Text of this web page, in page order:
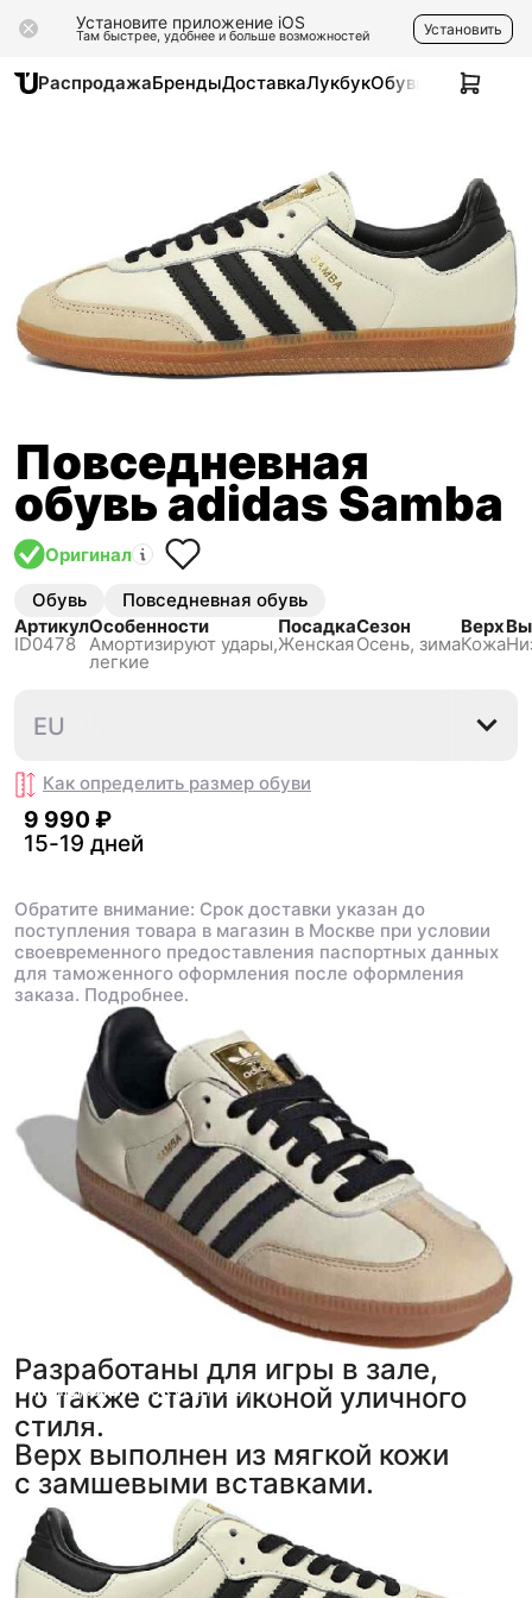
Установите приложение iOS
Там быстрее, удобнее и больше возможностей Установить
РаспродажаБрендыДоставкаЛукбукОбувь Одежда
Повседневная
обувь adidas Samba
Оригинал
Обувь
Повседневная обувь
Артикул
ID0478
Особенности
Амортизируют удары,
легкие
Посадка
Женская
Сезон
Осень, зима
Верх
Кожа
38
EU
Как определить размер обуви
9 990 ₽
15-19 дней
Обратите внимание: Срок доставки указан до
поступления товара в магазин в Москве при условии
своевременного предоставления паспортных данных
для таможенного оформления после оформления
заказа. Подробнее.
Разработаны для игры в зале,
но также стали иконой уличного
стиля.
Alinne, 5
фотоиз отзыва
Анонимный покупатель, 4
фотоиз отзыва
Верх выполнен из мягкой кожи
с замшевыми вставками.